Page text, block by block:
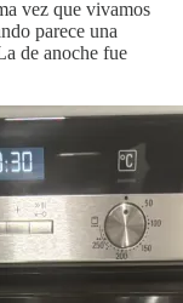
vez que vivamos
parece una
de anoche fue